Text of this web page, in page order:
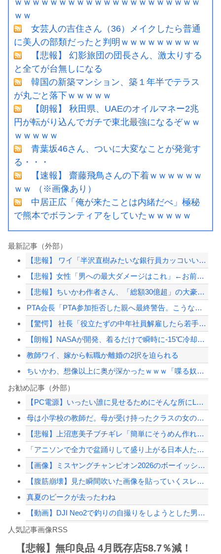
ｗｗ
女芸人の吉住さん（36）メイクしたら普通
に美人の部類だったと判明ｗｗｗｗｗｗｗｗｗ
【悲報】 幻影旅団の団長さん、激太りする
と全てが台無しになる
韓国の新築マンション、築１年半でテラス
が丸ごと落下ｗｗｗｗｗ
【朗報】 秋田県、UAEのオイルマネー2兆
円が転がり込んでガチで東北最強になるぞｗｗ
ｗｗｗｗｗ
青葉坂46さん、ついに大変なことが発覚す
る・・・
【速報】 齋藤飛鳥さんの下着ｗｗｗｗｗｗ
ｗｗ （※画像あり）
中居正広「俺が来たことは内緒だべ」極秘
で熊本でボランティアをしていたｗｗｗｗｗ
最新記事（外部）
【悲報】 ワイ「半沢直樹みたいな銀行員カッコいい」銀行員の友人「あんな奴居ねえよ...
【悲報】女性「男への最大ダメージはこれ」←お前ら耐えられる？
【悲報】ちいかわ作者さん、「総額30億超」の大豪邸を建てる！？ｗｗｗｗｗ
PTA会長「PTA参加拒否した親へ最終警告。こうなってもいい？」
【驚愕】 社長「役立たずの中年社員解雇したら若手もみんな辞めてしまった…」
【朗報】NASAが開発、着るだけで瞬時に-15℃冷却する冷感ポンチョ3,980円...
教師ワイ、嫁から転職か離婚の2択を迫られる
ちいかわ、想像以上に奥が深かったｗｗｗ「喋る奴」と「喋らない奴」で人格に差がある...
ちいかわ、想像以上に奥が深かったｗｗｗ「喋る奴」と「喋らない奴」で人格に差がある...
国連事務総長「お金がありません。このままでは国連が完全崩壊します。助けて下さい」
【画像】日本って45年前から変わらないんだなｗｗｗｗｗ
【配信者】「金バエ」のSNS更新が1週間途絶え、様々な憶測が飛び交う。1週間ぶり...
【緊急速報】NYで警官が黒人男性の首を絞め、暴動第二波不可避へ
Powered by livedoor 相互RSS
お勧め記事（外部）
【PC電源】いったい誰に見せるためにそんな所にLCD付けるのかな
母は小学校の教師だ。母が受け持ったクラスの女の子が中学でいじめを受けているようで...
【悲報】上沼恵美子ブチギレ「簡単にそうめん作れ言うけど、そうめん作りて地獄なん...
「アニソンで全力で盆踊りして盛り上がる日本人たち。伝統もオタクもこの熱量、素晴ら...
【画像】ミスヤングチャンピオン2026のボーイッシュお胸ｗｗｗｗｗｗｗｗｗｗｗｗ...
【腹筋崩壊】見た瞬間吹いた画像を貼っていくスレｗｗｗｗ
真夏のピークが去ったわね
【動画】DJI Neo2で釣りの自撮りをしようとした男の悲劇（ノ∇`）
しんのすけ「ギアスを手に入れたゾ」
人気記事画像RSS
【悲報】無印良品 4月既存店58.7％減！